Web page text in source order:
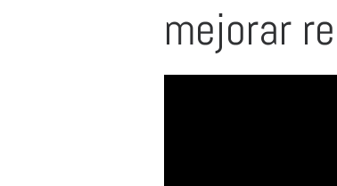
mejorar